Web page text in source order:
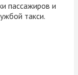
пассажиров и
такси.